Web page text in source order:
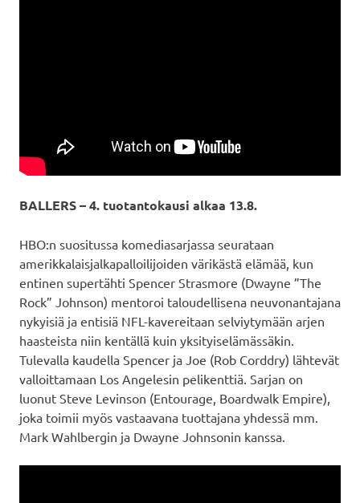
BALLERS – 4. tuotantokausi alkaa 13.8.
HBO:n suositussa komediasarjassa seurataan
amerikkalaisjalkapalloilijoiden värikästä elämää, kun
entinen supertähti Spencer Strasmore (Dwayne ”The
Rock” Johnson) mentoroi taloudellisena neuvonantajana
nykyisiä ja entisiä NFL-kavereitaan selviytymään arjen
haasteista niin kentällä kuin yksityiselämässäkin.
Tulevalla kaudella Spencer ja Joe (Rob Corddry) lähtevät
valloittamaan Los Angelesin pelikenttiä. Sarjan on
luonut Steve Levinson (Entourage, Boardwalk Empire),
joka toimii myös vastaavana tuottajana yhdessä mm.
Mark Wahlbergin ja Dwayne Johnsonin kanssa.